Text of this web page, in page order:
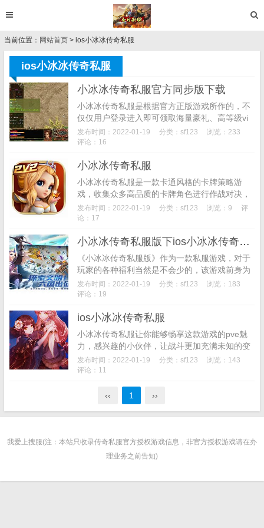
当前位置： 网站首页 > ios小冰冰传奇私服
ios小冰冰传奇私服
小冰冰传奇私服官方同步版下载
小冰冰传奇私服是根据官方正版游戏所作的，不
仅仅用户登录进入即可领取海量豪礼、高等级vi
p，并且与官方版本随时同步哦，让你以最小的
代价换取最大的游戏乐趣，感兴趣的朋友，心动
发布时间：2022-01-19 分类： sf123
浏览：233
评论：16
小冰冰传奇私服
小冰冰传奇私服是一款卡通风格的卡牌策略游
戏，收集众多高品质的卡牌角色进行作战对决，
战场内的冒险环境都是格外的考验玩家对冒险技
术的掌握，众多新奇地区内的挑战玩法都是无比
发布时间：2022-01-19 分类： sf123 浏览：9
评
论：17
小冰冰传奇私服版下ios小冰冰传奇私服载
《小冰冰传奇私服版》作为一款私服游戏，对于
玩家的各种福利当然是不会少的，该游戏前身为
《刀塔传奇》，游戏由于侵权问题即将进行大规
模的重做，私服将依然和游戏内容保持一致，喜
发布时间：2022-01-19 分类： sf123
浏览：183
评论：19
ios小冰冰传奇私服
小冰冰传奇私服让你能够畅享这款游戏的pve魅
力，感兴趣的小伙伴，让战斗更加充满未知的变
数，丰富的关卡，喜欢的朋友们赶快来下载体验
吧。小冰冰传奇私服本站测评丰富经典的战斗系
发布时间：2022-01-19 分类： sf123
浏览：143
评论：11
‹‹ 1 ››
我爱上搜服(注：本站只收录传奇私服官方授权游戏信息，非官方授权游戏请在办
理业务之前告知)